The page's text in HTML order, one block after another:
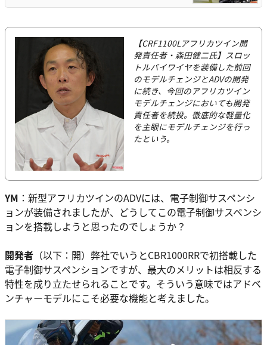
【CRF1100Lアフリカツイン開
発責任者・森田健二氏】スロッ
トルバイワイヤを装備した前回
のモデルチェンジとADVの開発
に続き、今回のアフリカツイン
モデルチェンジにおいても開発
責任者を続投。徹底的な軽量化
を主眼にモデルチェンジを行っ
たという。
YM ：新型アフリカツインのADVには、電子制御サスペンシ
ョンが装備されましたが、どうしてこの電子制御サスペンシ
ョンを搭載しようと思ったのでしょうか？
開発者 （以下：開）弊社でいうとCBR1000RRで初搭載した
電子制御サスペンションですが、最大のメリットは相反する
特性を成り立たせられることです。そういう意味ではアドベ
ンチャーモデルにこそ必要な機能と考えました。